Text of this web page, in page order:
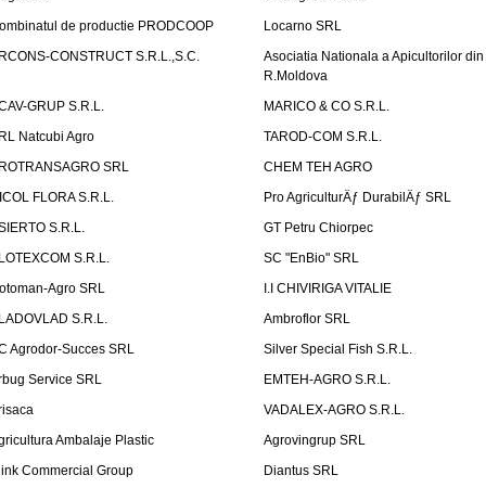
de productie PRODCOOP
Locarno SRL
CONSTRUCT S.R.L.,S.C.
Asociatia Nationala a Apicultorilor din
R.Moldova
GRUP S.R.L.
MARICO & CO S.R.L.
Natcubi Agro
TAROD-COM S.R.L.
SRL
CHEM TEH AGRO
FLORA S.R.L.
Pro AgriculturÄƒ DurabilÄƒ SRL
S.R.L.
GT Petru Chiorpec
S.R.L.
SC "EnBio" SRL
Agro SRL
I.I CHIVIRIGA VITALIE
S.R.L.
Ambroflor SRL
Agrodor-Succes SRL
Silver Special Fish S.R.L.
Service SRL
EMTEH-AGRO S.R.L.
VADALEX-AGRO S.R.L.
Ambalaje Plastic
Agrovingrup SRL
Commercial Group
Diantus SRL